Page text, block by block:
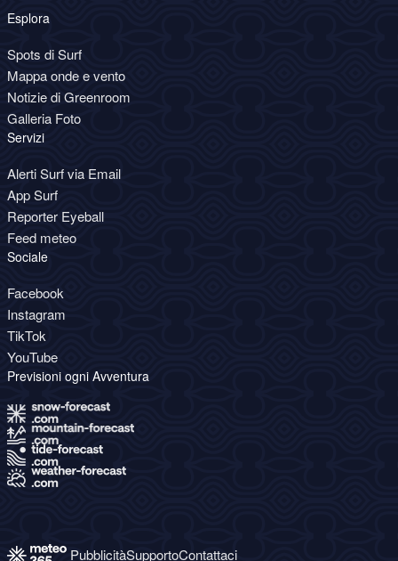
Esplora
Spots di Surf
Mappa onde e vento
Notizie di Greenroom
Galleria Foto
Servizi
Alerti Surf via Email
App Surf
Reporter Eyeball
Feed meteo
Sociale
Facebook
Instagram
TikTok
YouTube
Previsioni ogni Avventura
PubblicitàSupportoContattaci